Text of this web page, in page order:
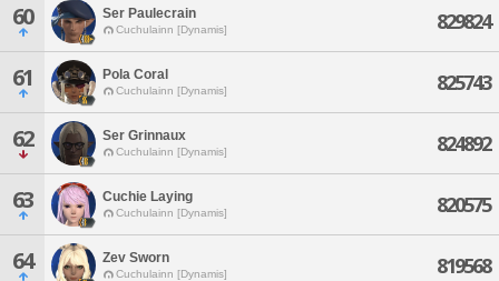
60 Ser Paulecrain
Cuchulainn [Dynamis] 829824
61 Pola Coral
Cuchulainn [Dynamis] 825743
62 Ser Grinnaux
Cuchulainn [Dynamis] 824892
63 Cuchie Laying
Cuchulainn [Dynamis] 820575
64 Zev Sworn
Cuchulainn [Dynamis] 819568